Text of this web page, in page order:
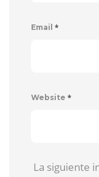
Email *
Website *
La siguiente